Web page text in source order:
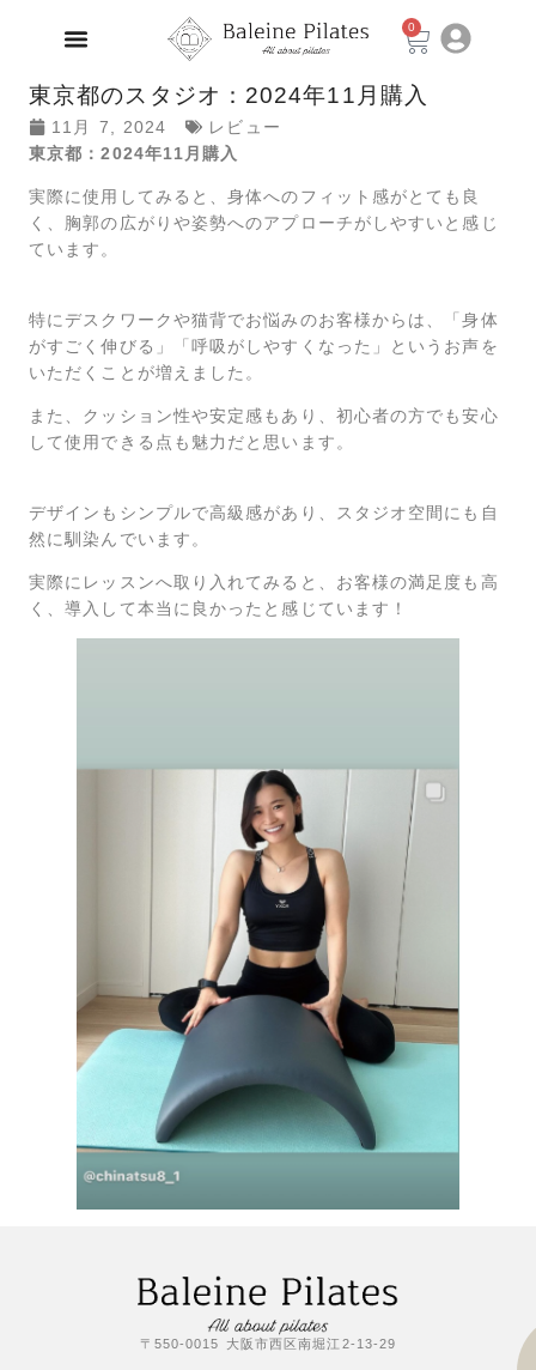
0
東京都のスタジオ：2024年11月購入
11月 7, 2024
レビュー
東京都：2024年11月購入
実際に使用してみると、身体へのフィット感がとても良
く、胸郭の広がりや姿勢へのアプローチがしやすいと感じ
ています。
特にデスクワークや猫背でお悩みのお客様からは、「身体
がすごく伸びる」「呼吸がしやすくなった」というお声を
いただくことが増えました。
また、クッション性や安定感もあり、初心者の方でも安心
して使用できる点も魅力だと思います。
デザインもシンプルで高級感があり、スタジオ空間にも自
然に馴染んでいます。
実際にレッスンへ取り入れてみると、お客様の満足度も高
く、導入して本当に良かったと感じています！
〒550-0015 大阪市西区南堀江2-13-29